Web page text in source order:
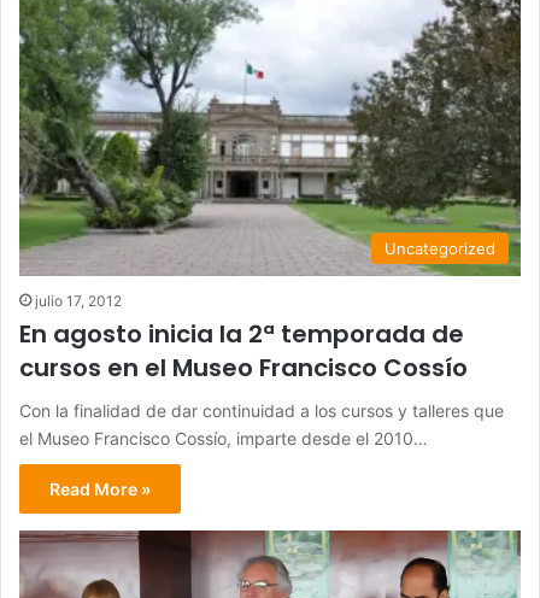
Uncategorized
julio 17, 2012
En agosto inicia la 2ª temporada de
cursos en el Museo Francisco Cossío
Con la finalidad de dar continuidad a los cursos y talleres que
el Museo Francisco Cossío, imparte desde el 2010…
Read More »